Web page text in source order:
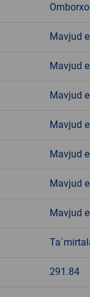
Mavjud
Mavjud
Mavjud
Mavjud
Mavjud
Mavjud
Mavjud
291.84